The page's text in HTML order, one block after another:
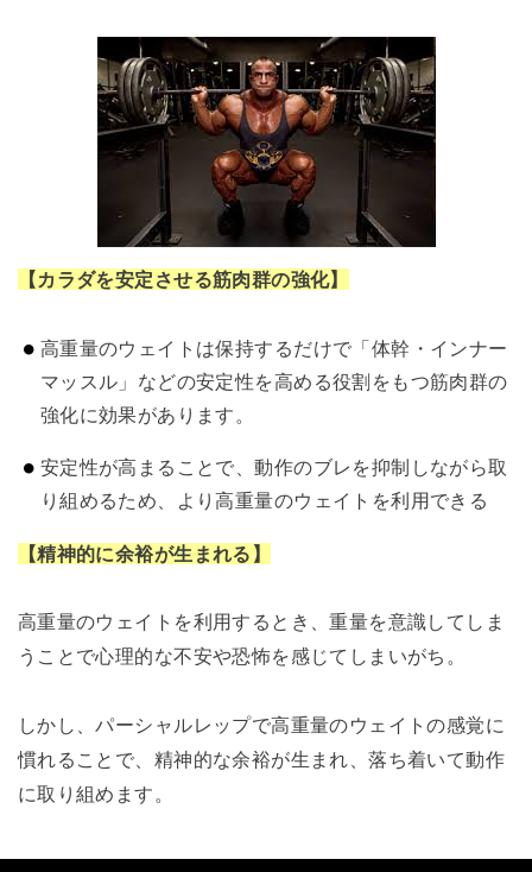
【カラダを安定させる筋肉群の強化】
高重量のウェイトは保持するだけで「体幹・インナー
マッスル」などの安定性を高める役割をもつ筋肉群の
強化に効果があります。
安定性が高まることで、動作のブレを抑制しながら取
り組めるため、より高重量のウェイトを利用できる
【精神的に余裕が生まれる】
高重量のウェイトを利用するとき、重量を意識してしま
うことで心理的な不安や恐怖を感じてしまいがち。
しかし、パーシャルレップで高重量のウェイトの感覚に
慣れることで、精神的な余裕が生まれ、落ち着いて動作
に取り組めます。